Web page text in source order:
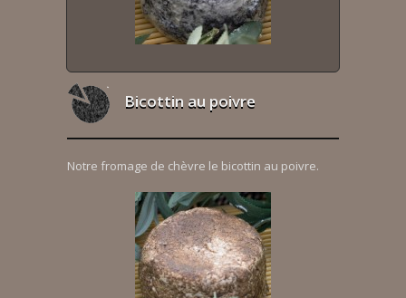
Bicottin au poivre
Notre fromage de chèvre le bicottin au poivre.